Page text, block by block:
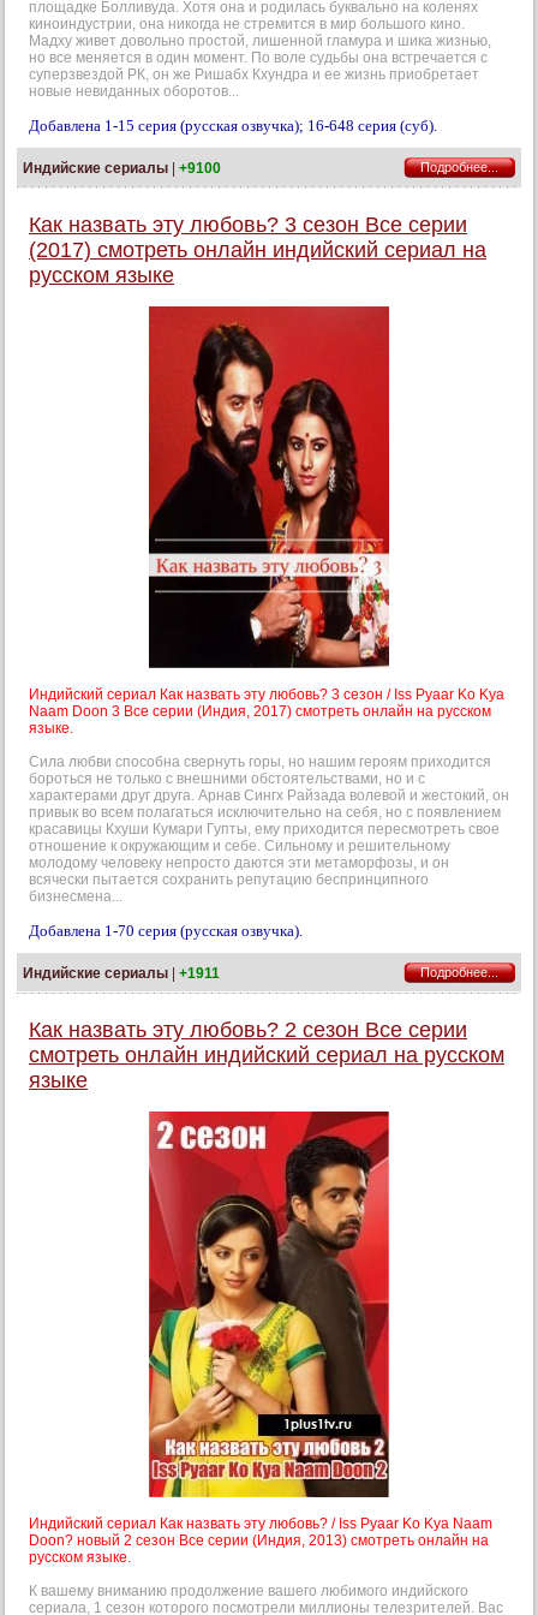
площадке Болливуда. Хотя она и родилась буквально на коленях
киноиндустрии, она никогда не стремится в мир большого кино.
Мадху живет довольно простой, лишенной гламура и шика жизнью,
но все меняется в один момент. По воле судьбы она встречается с
суперзвездой РК, он же Ришабх Кхундра и ее жизнь приобретает
новые невиданных оборотов...
Добавлена 1-15 серия (русская озвучка); 16-648 серия (суб).
Индийские сериалы +9100 Подробнее...
Как назвать эту любовь? 3 сезон Все серии
(2017) смотреть онлайн индийский сериал на
русском языке
Индийский сериал Как назвать эту любовь? 3 сезон / Iss Pyaar Ko Kya
Naam Doon 3 Все серии (Индия, 2017) смотреть онлайн на русском
языке.
Сила любви способна свернуть горы, но нашим героям приходится
бороться не только с внешними обстоятельствами, но и с
характерами друг друга. Арнав Сингх Райзада волевой и жестокий, он
привык во всем полагаться исключительно на себя, но с появлением
красавицы Кхуши Кумари Гупты, ему приходится пересмотреть свое
отношение к окружающим и себе. Сильному и решительному
молодому человеку непросто даются эти метаморфозы, и он
всячески пытается сохранить репутацию беспринципного
бизнесмена...
Добавлена 1-70 серия (русская озвучка).
Индийские сериалы | +1911 Подробнее...
Как назвать эту любовь? 2 сезон Все серии
смотреть онлайн индийский сериал на русском
языке
Индийский сериал Как назвать эту любовь? / Iss Pyaar Ko Kya Naam
Doon? новый 2 сезон Все серии (Индия, 2013) смотреть онлайн на
русском языке.
К вашему вниманию продолжение вашего любимого индийского
сериала, 1 сезон которого посмотрели миллионы телезрителей. Вас